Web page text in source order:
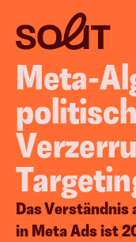
Projekte
Über uns
Blog
Das
in Meta Ads ist